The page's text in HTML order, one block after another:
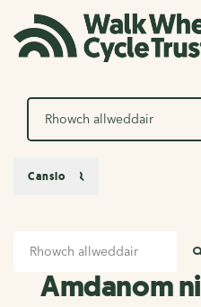
Chwilio
Amdanom ni
Amdanom ni
Canslo